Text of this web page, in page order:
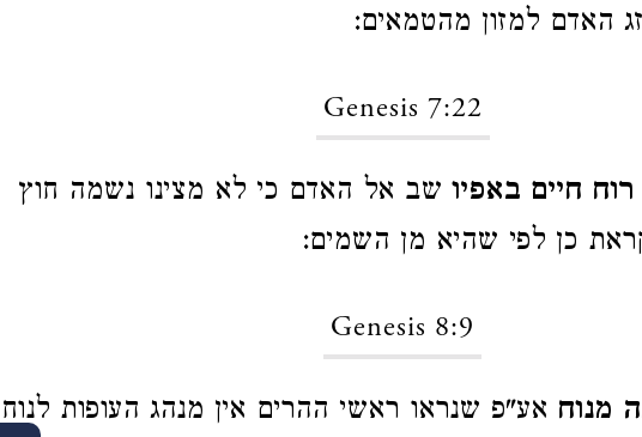
האדם למזון מהטמאים:
Genesis 7:22
חיים באפיו שב אל האדם כי לא מצינו נשמה חוץ
כן לפי שהיא מן השמים:
Genesis 8:9
מנוח אע"פ שנראו ראשי ההרים אין מנהג העופות לנוח